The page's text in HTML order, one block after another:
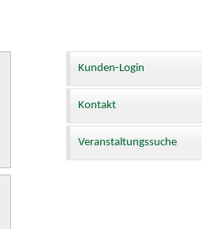
Kunden-Login
Kontakt
Veranstaltungssuche